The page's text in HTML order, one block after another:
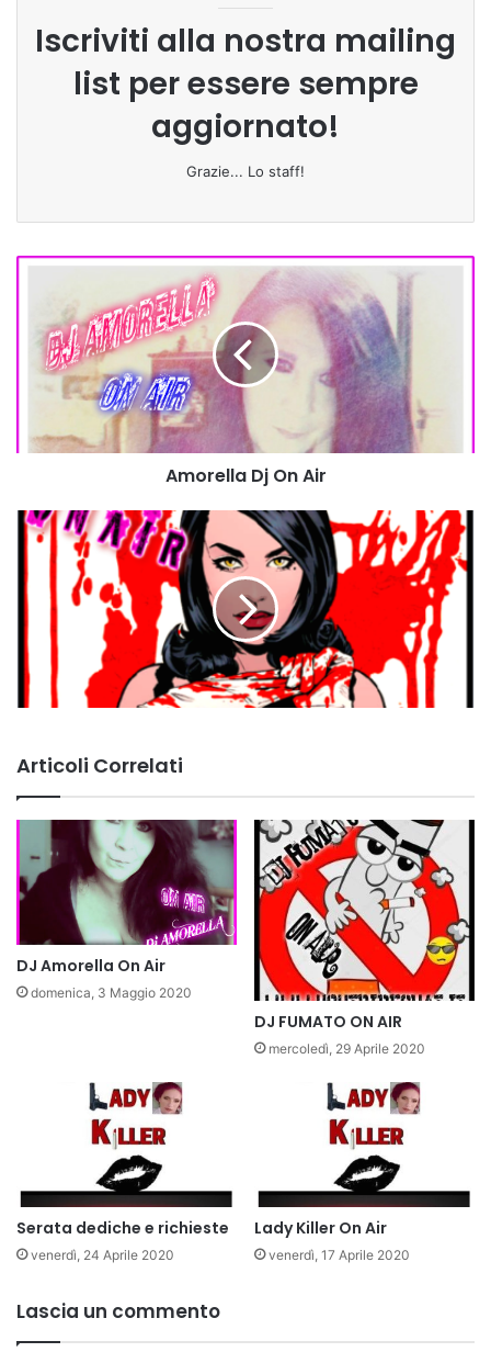
Iscriviti alla nostra mailing
list per essere sempre
aggiornato!
Grazie... Lo staff!
Amorella
Amorella Dj On Air
Articoli Correlati
DJ Amorella On Air
domenica, 3 Maggio 2020
DJ FUMATO ON AIR
mercoledì, 29 Aprile 2020
Serata dediche e richieste
venerdì, 24 Aprile 2020
Lady Killer On Air
venerdì, 17 Aprile 2020
Lascia un commento